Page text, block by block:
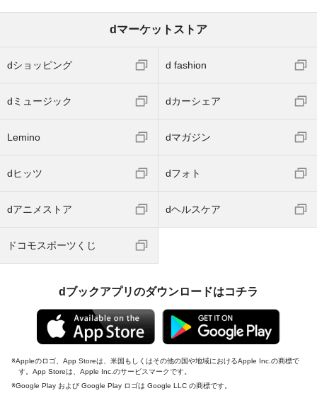
dマーケットストア
dショッピング d fashion
dミュージック dカーシェア
Lemino dマガジン
dヒッツ dフォト
dアニメストア dヘルスケア
ドコモスポーツくじ
dブックアプリのダウンロードはコチラ
Appleのロゴ、App Storeは、米国もしくはその他の国や地域におけるApple Inc.の商標で
す。App Storeは、Apple Inc.のサービスマークです。
Google Play および Google Play ロゴは Google LLC の商標です。